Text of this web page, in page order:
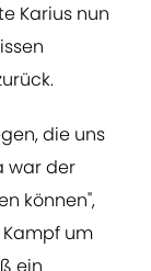
Karius nun
die uns
war der
können",
um